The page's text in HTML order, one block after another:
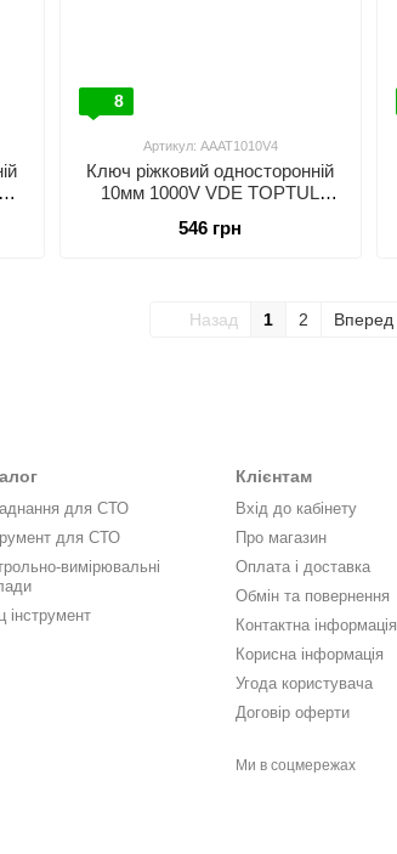
8
Артикул: AAAT1010V4
Ключ ріжковий односторонній
10мм 1000V VDE TOPTUL
546 грн
Назад 1 2 Вперед
для СТО
для СТО
вимірювальні
інструмент
Клієнтам
Вхід до кабінету
Про магазин
Оплата і доставка
Обмін та повернення
Контактна інформація
Корисна інформація
Угода користувача
Договір оферти
Ми в соцмережах